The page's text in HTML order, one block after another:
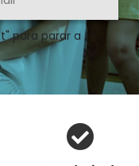
para parar a